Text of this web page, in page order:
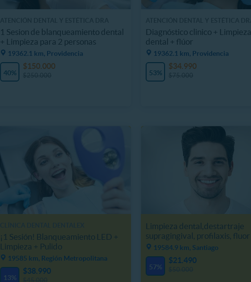
1 Sesion de blanqueamiento dental
+ Limpieza para 2 personas
19362.1 km, Providencia
40%
$150.000
Diagnóstico clinico + Limpieza
dental + flúor
19362.1 km, Providencia
53%
$34.990
¡1 Sesión! Blanqueamiento LED +
Limpieza + Pulido
19585 km, Región Metropolitana
13%
$38.990
Limpieza dental,destartraje
supragingival, profilaxis, fluor
19584.9 km, Santiago
57%
$21.490